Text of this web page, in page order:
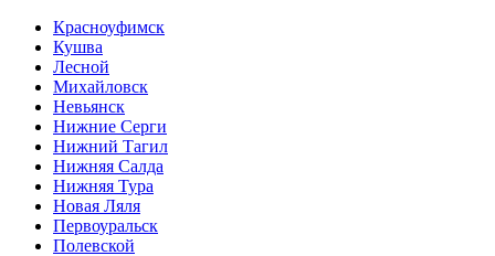
Красноуфимск
Кушва
Лесной
Михайловск
Невьянск
Нижние Серги
Нижний Тагил
Нижняя Салда
Нижняя Тура
Новая Ляля
Первоуральск
Полевской